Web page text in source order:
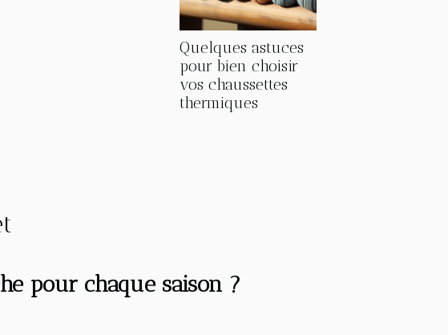
Quelques astuces
pour bien choisir
vos chaussettes
thermiques
pour chaque saison ?